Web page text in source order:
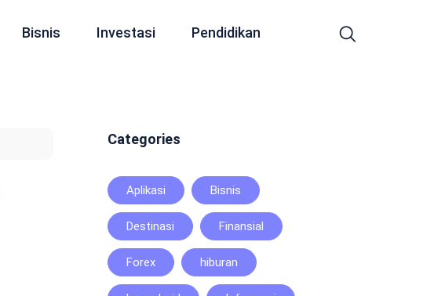
Bisnis Investasi Pendidikan
Categories
Aplikasi Bisnis
Destinasi Finansial
Forex hiburan